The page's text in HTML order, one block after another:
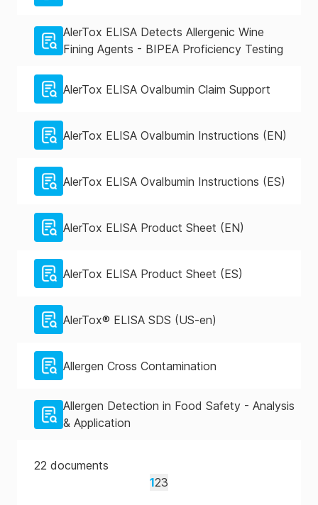
AlerTox ELISA Detects Allergenic Wine
Fining Agents - BIPEA Proficiency Testing
AlerTox ELISA Ovalbumin Claim Support
AlerTox ELISA Ovalbumin Instructions (EN)
AlerTox ELISA Ovalbumin Instructions (ES)
AlerTox ELISA Product Sheet (EN)
AlerTox ELISA Product Sheet (ES)
AlerTox® ELISA SDS (US-en)
Allergen Cross Contamination
Allergen Detection in Food Safety - Analysis
& Application
22 documents
123